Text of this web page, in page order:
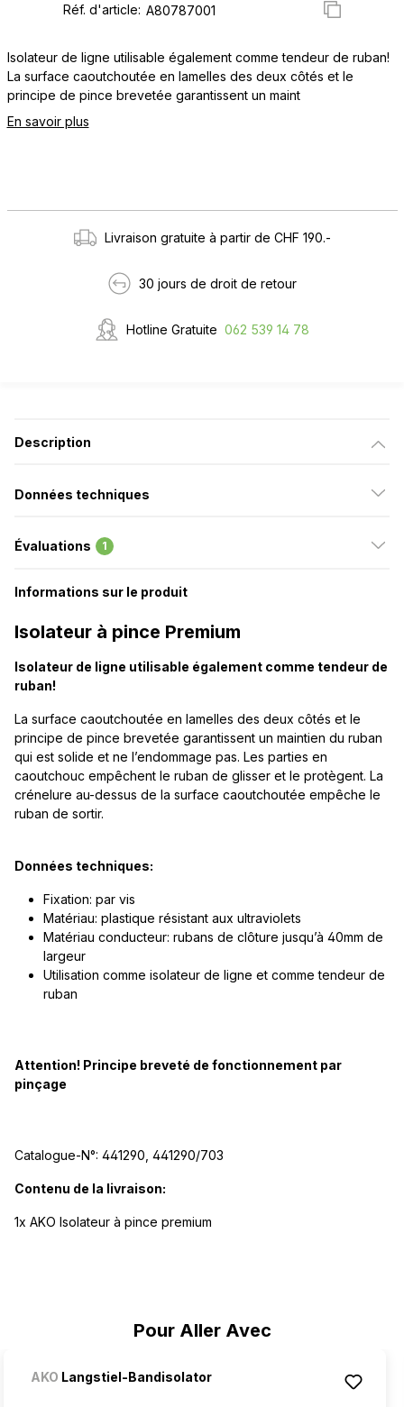
Réf. d'article:
Isolateur de ligne utilisable également comme tendeur de ruban!
La surface caoutchoutée en lamelles des deux côtés et le
principe de pince brevetée garantissent un maint
En savoir plus
Livraison gratuite à partir de CHF 190.-
30 jours de droit de retour
Hotline Gratuite 062 539 14 78
Pour Aller Avec
AKO Langstiel-Bandisolator
Description
Données techniques
Évaluations 1
Informations sur le produit
Isolateur à pince Premium
Isolateur de ligne utilisable également comme tendeur de
ruban!
La surface caoutchoutée en lamelles des deux côtés et le
principe de pince brevetée garantissent un maintien du ruban
qui est solide et ne l’endommage pas. Les parties en
caoutchouc empêchent le ruban de glisser et le protègent. La
crénelure au-dessus de la surface caoutchoutée empêche le
ruban de sortir.
Données techniques:
Fixation: par vis
Matériau: plastique résistant aux ultraviolets
Matériau conducteur: rubans de clôture jusqu’à 40mm de
largeur
Utilisation comme isolateur de ligne et comme tendeur de
ruban
Attention! Principe breveté de fonctionnement par
pinçage
Catalogue-N°: 441290, 441290/703
Contenu de la livraison:
1x AKO Isolateur à pince premium